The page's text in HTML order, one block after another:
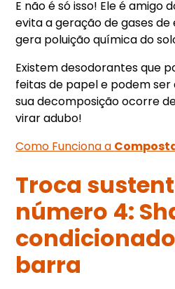
E não é só isso! Ele é amigo
evita a geração de gases
gera poluição química do
Existem desodorantes que
feitas de papel e podem
sua decomposição ocorre
virar adubo!
Como Funciona a
Troca
número 4:
barra